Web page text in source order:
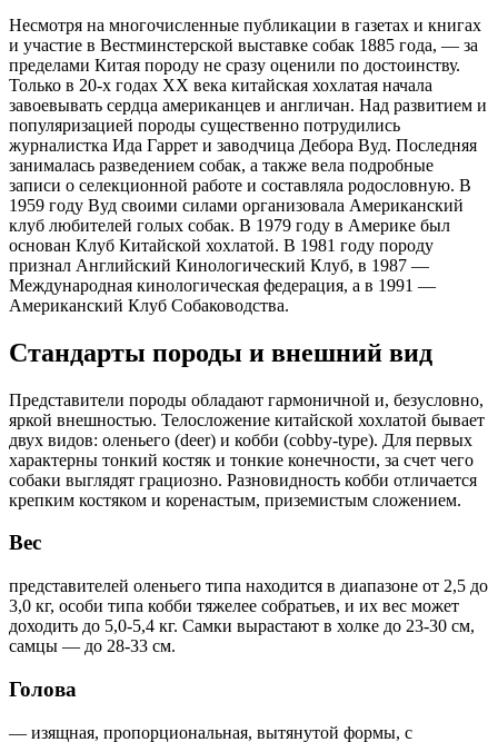
Несмотря на многочисленные публикации в газетах и книгах
и участие в Вестминстерской выставке собак 1885 года, — за
пределами Китая породу не сразу оценили по достоинству.
Только в 20-х годах XX века китайская хохлатая начала
завоевывать сердца американцев и англичан. Над развитием и
популяризацией породы существенно потрудились
журналистка Ида Гаррет и заводчица Дебора Вуд. Последняя
занималась разведением собак, а также вела подробные
записи о селекционной работе и составляла родословную. В
1959 году Вуд своими силами организовала Американский
клуб любителей голых собак. В 1979 году в Америке был
основан Клуб Китайской хохлатой. В 1981 году породу
признал Английский Кинологический Клуб, в 1987 —
Международная кинологическая федерация, а в 1991 —
Американский Клуб Собаководства.
Стандарты породы и внешний вид
Представители породы обладают гармоничной и, безусловно,
яркой внешностью. Телосложение китайской хохлатой бывает
двух видов: оленьего (deer) и кобби (cobby-type). Для первых
характерны тонкий костяк и тонкие конечности, за счет чего
собаки выглядят грациозно. Разновидность кобби отличается
крепким костяком и коренастым, приземистым сложением.
Вес
представителей оленьего типа находится в диапазоне от 2,5 до
3,0 кг, особи типа кобби тяжелее собратьев, и их вес может
доходить до 5,0-5,4 кг. Самки вырастают в холке до 23-30 см,
самцы — до 28-33 см.
Голова
— изящная, пропорциональная, вытянутой формы, с